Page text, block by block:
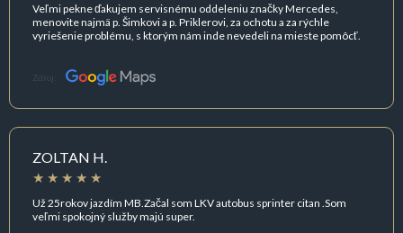
Veľmi pekne ďakujem servisnému oddeleniu značky Mercedes,
menovite najmä p. Šimkovi a p. Priklerovi, za ochotu a za rýchle
vyriešenie problému, s ktorým nám inde nevedeli na mieste pomôcť.
Zdroj:
ZOLTAN H.
Už 25rokov jazdím MB.Začal som LKV autobus sprinter citan .Som
veľmi spokojný služby majú super.